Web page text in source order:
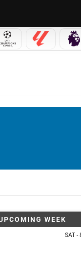
CUP
CHAMPIONS LEAGUE
LALIGA